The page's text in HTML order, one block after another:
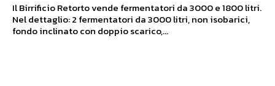
Il Birrificio Retorto vende fermentatori da 3000 e 1800 litri.
Nel dettaglio: 2 fermentatori da 3000 litri, non isobarici,
fondo inclinato con doppio scarico,...